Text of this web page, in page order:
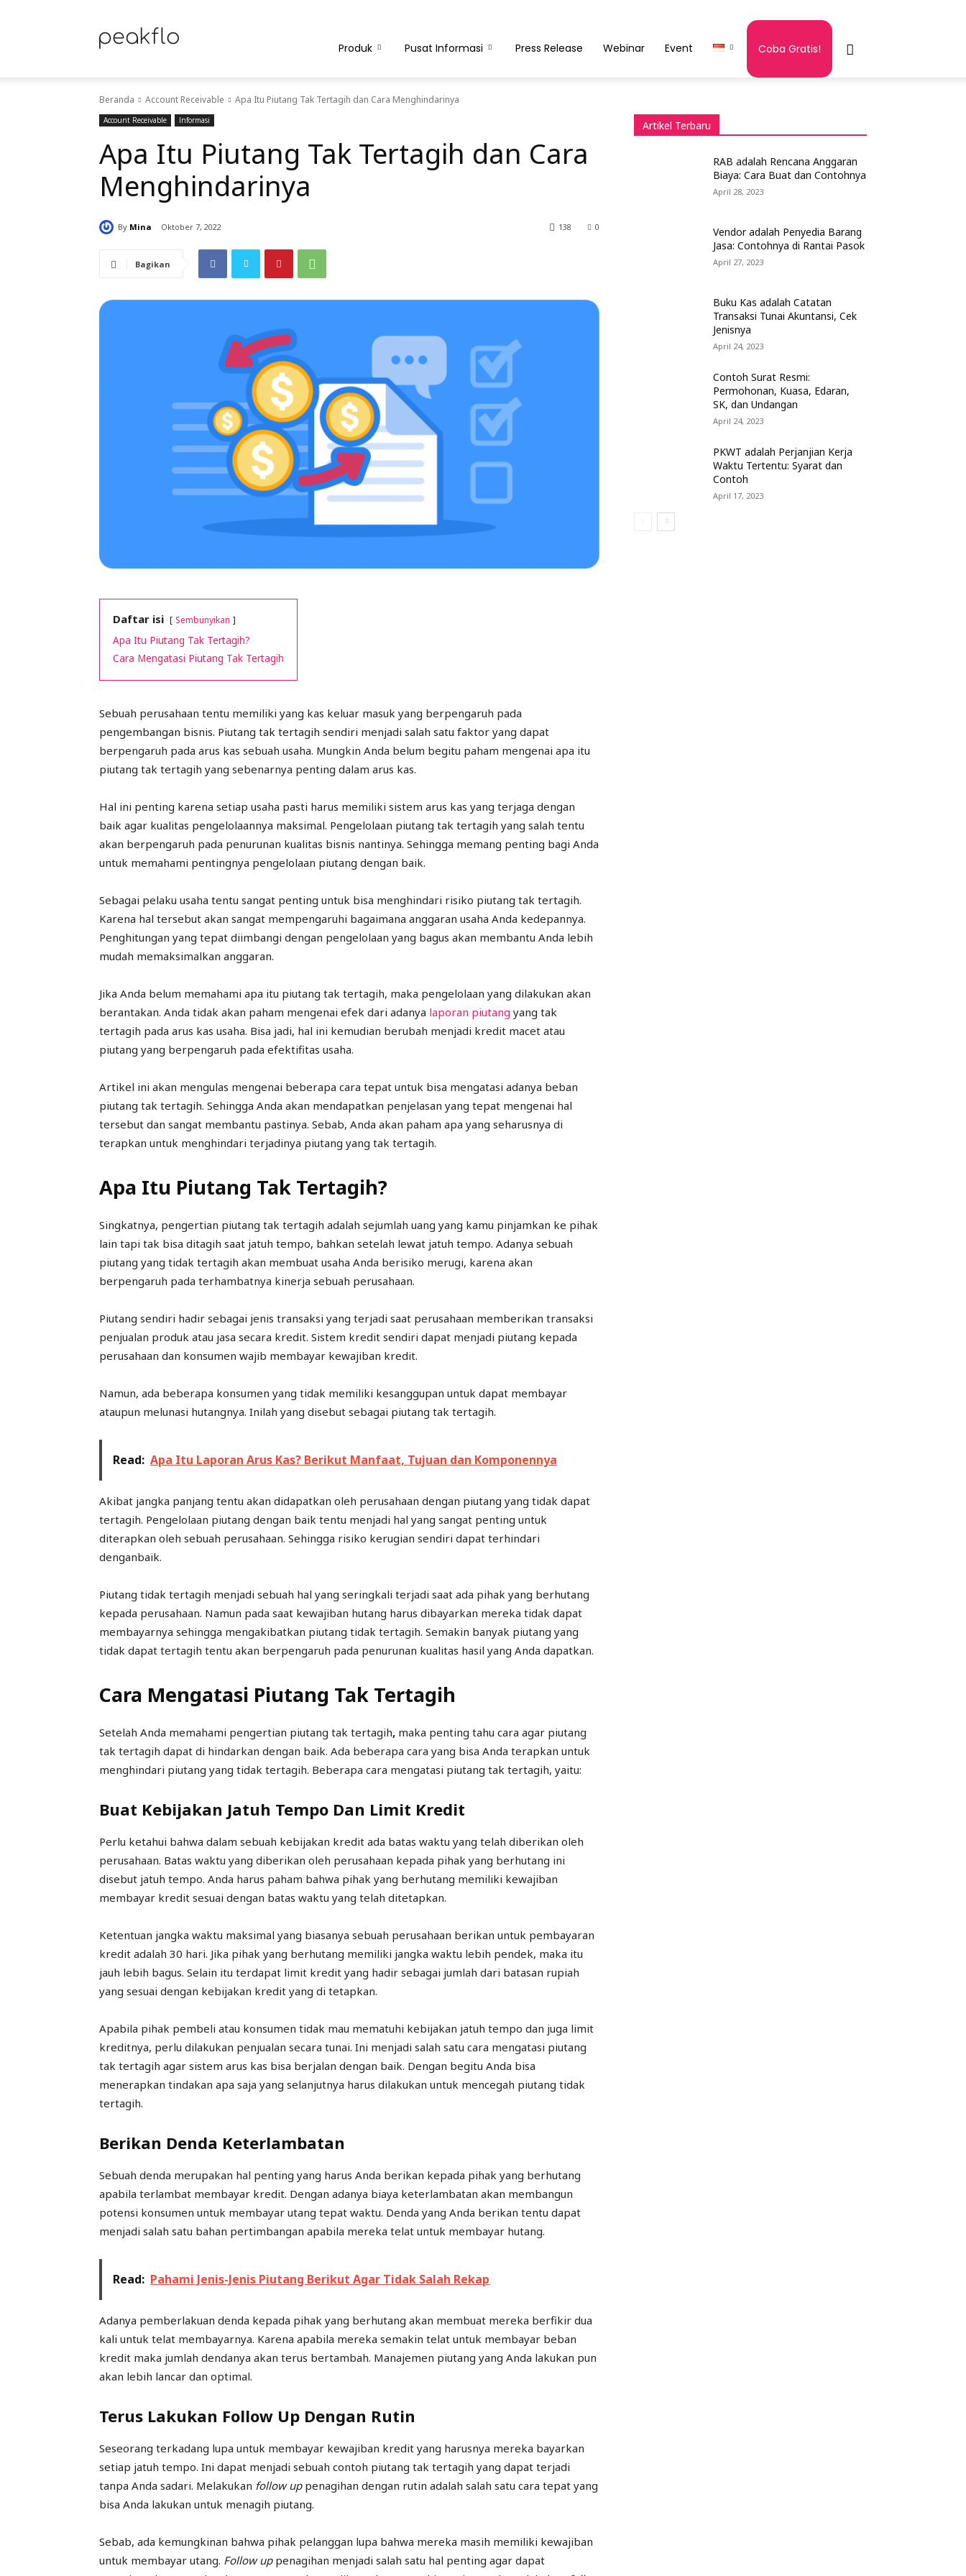
Peakflo
Blog
|
Flow
Produk Pusat Informasi Press Release Webinar Event Coba Gratis!
Beranda Account Receivable Apa Itu Piutang Tak Tertagih dan Cara Menghindarinya
Account Receivable Informasi
Apa Itu Piutang Tak Tertagih dan Cara
Menghindarinya
By Mina Oktober 7, 2022 0
138
Bagikan
Daftar isi Sembunyikan
Apa Itu Piutang Tak Tertagih?
Cara Mengatasi Piutang Tak Tertagih
Sebuah perusahaan tentu memiliki yang kas keluar masuk yang berpengaruh pada
pengembangan bisnis. Piutang tak tertagih sendiri menjadi salah satu faktor yang dapat
berpengaruh pada arus kas sebuah usaha. Mungkin Anda belum begitu paham mengenai apa itu
piutang tak tertagih yang sebenarnya penting dalam arus kas.
Hal ini penting karena setiap usaha pasti harus memiliki sistem arus kas yang terjaga dengan
baik agar kualitas pengelolaannya maksimal. Pengelolaan piutang tak tertagih yang salah tentu
akan berpengaruh pada penurunan kualitas bisnis nantinya. Sehingga memang penting bagi Anda
untuk memahami pentingnya pengelolaan piutang dengan baik.
Sebagai pelaku usaha tentu sangat penting untuk bisa menghindari risiko piutang tak tertagih.
Karena hal tersebut akan sangat mempengaruhi bagaimana anggaran usaha Anda kedepannya.
Penghitungan yang tepat diimbangi dengan pengelolaan yang bagus akan membantu Anda lebih
mudah memaksimalkan anggaran.
Jika Anda belum memahami apa itu piutang tak tertagih, maka pengelolaan yang dilakukan akan
berantakan. Anda tidak akan paham mengenai efek dari adanya laporan piutang yang tak
tertagih pada arus kas usaha. Bisa jadi, hal ini kemudian berubah menjadi kredit macet atau
piutang yang berpengaruh pada efektifitas usaha.
Artikel ini akan mengulas mengenai beberapa cara tepat untuk bisa mengatasi adanya beban
piutang tak tertagih. Sehingga Anda akan mendapatkan penjelasan yang tepat mengenai hal
tersebut dan sangat membantu pastinya. Sebab, Anda akan paham apa yang seharusnya di
terapkan untuk menghindari terjadinya piutang yang tak tertagih.
Apa Itu Piutang Tak Tertagih?
Singkatnya, pengertian piutang tak tertagih adalah sejumlah uang yang kamu pinjamkan ke pihak
lain tapi tak bisa ditagih saat jatuh tempo, bahkan setelah lewat jatuh tempo. Adanya sebuah
piutang yang tidak tertagih akan membuat usaha Anda berisiko merugi, karena akan
berpengaruh pada terhambatnya kinerja sebuah perusahaan.
Piutang sendiri hadir sebagai jenis transaksi yang terjadi saat perusahaan memberikan transaksi
penjualan produk atau jasa secara kredit. Sistem kredit sendiri dapat menjadi piutang kepada
perusahaan dan konsumen wajib membayar kewajiban kredit.
Namun, ada beberapa konsumen yang tidak memiliki kesanggupan untuk dapat membayar
ataupun melunasi hutangnya. Inilah yang disebut sebagai piutang tak tertagih.
Read: Apa Itu Laporan Arus Kas? Berikut Manfaat, Tujuan dan Komponennya
Akibat jangka panjang tentu akan didapatkan oleh perusahaan dengan piutang yang tidak dapat
tertagih. Pengelolaan piutang dengan baik tentu menjadi hal yang sangat penting untuk
diterapkan oleh sebuah perusahaan. Sehingga risiko kerugian sendiri dapat terhindari
denganbaik.
Piutang tidak tertagih menjadi sebuah hal yang seringkali terjadi saat ada pihak yang berhutang
kepada perusahaan. Namun pada saat kewajiban hutang harus dibayarkan mereka tidak dapat
membayarnya sehingga mengakibatkan piutang tidak tertagih. Semakin banyak piutang yang
tidak dapat tertagih tentu akan berpengaruh pada penurunan kualitas hasil yang Anda dapatkan.
Cara Mengatasi Piutang Tak Tertagih
Setelah Anda memahami pengertian piutang tak tertagih, maka penting tahu cara agar piutang
tak tertagih dapat di hindarkan dengan baik. Ada beberapa cara yang bisa Anda terapkan untuk
menghindari piutang yang tidak tertagih. Beberapa cara mengatasi piutang tak tertagih, yaitu:
Buat Kebijakan Jatuh Tempo Dan Limit Kredit
Perlu ketahui bahwa dalam sebuah kebijakan kredit ada batas waktu yang telah diberikan oleh
perusahaan. Batas waktu yang diberikan oleh perusahaan kepada pihak yang berhutang ini
disebut jatuh tempo. Anda harus paham bahwa pihak yang berhutang memiliki kewajiban
membayar kredit sesuai dengan batas waktu yang telah ditetapkan.
Ketentuan jangka waktu maksimal yang biasanya sebuah perusahaan berikan untuk pembayaran
kredit adalah 30 hari. Jika pihak yang berhutang memiliki jangka waktu lebih pendek, maka itu
jauh lebih bagus. Selain itu terdapat limit kredit yang hadir sebagai jumlah dari batasan rupiah
yang sesuai dengan kebijakan kredit yang di tetapkan.
Apabila pihak pembeli atau konsumen tidak mau mematuhi kebijakan jatuh tempo dan juga limit
kreditnya, perlu dilakukan penjualan secara tunai. Ini menjadi salah satu cara mengatasi piutang
tak tertagih agar sistem arus kas bisa berjalan dengan baik. Dengan begitu Anda bisa
menerapkan tindakan apa saja yang selanjutnya harus dilakukan untuk mencegah piutang tidak
tertagih.
Berikan Denda Keterlambatan
Sebuah denda merupakan hal penting yang harus Anda berikan kepada pihak yang berhutang
apabila terlambat membayar kredit. Dengan adanya biaya keterlambatan akan membangun
potensi konsumen untuk membayar utang tepat waktu. Denda yang Anda berikan tentu dapat
menjadi salah satu bahan pertimbangan apabila mereka telat untuk membayar hutang.
Read: Pahami Jenis-Jenis Piutang Berikut Agar Tidak Salah Rekap
Adanya pemberlakuan denda kepada pihak yang berhutang akan membuat mereka berfikir dua
kali untuk telat membayarnya. Karena apabila mereka semakin telat untuk membayar beban
kredit maka jumlah dendanya akan terus bertambah. Manajemen piutang yang Anda lakukan pun
akan lebih lancar dan optimal.
Terus Lakukan Follow Up Dengan Rutin
Seseorang terkadang lupa untuk membayar kewajiban kredit yang harusnya mereka bayarkan
setiap jatuh tempo. Ini dapat menjadi sebuah contoh piutang tak tertagih yang dapat terjadi
tanpa Anda sadari. Melakukan follow uppenagihan dengan rutin adalah salah satu cara tepat yang
bisa Anda lakukan untuk menagih piutang.
Sebab, ada kemungkinan bahwa pihak pelanggan lupa bahwa mereka masih memiliki kewajiban
untuk membayar utang. Follow uppenagihan menjadi salah satu hal penting agar dapat
Artikel Terbaru
RAB adalah Rencana Anggaran
Biaya: Cara Buat dan Contohnya
April 28, 2023
Vendor adalah Penyedia Barang
Jasa: Contohnya di Rantai Pasok
April 27, 2023
Buku Kas adalah Catatan
Transaksi Tunai Akuntansi, Cek
Jenisnya
April 24, 2023
Contoh Surat Resmi:
Permohonan, Kuasa, Edaran,
SK, dan Undangan
April 24, 2023
PKWT adalah Perjanjian Kerja
Waktu Tertentu: Syarat dan
Contoh
April 17, 2023